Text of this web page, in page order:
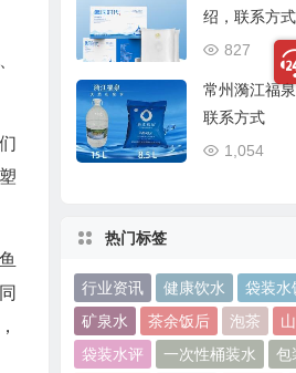
绍，联系方式
827
常州漪江福
联系方式
1,054
热门标签
行业资讯 健康饮水
袋装水
矿泉水
茶余饭后 泡茶
袋装水评
一次性桶装水 包